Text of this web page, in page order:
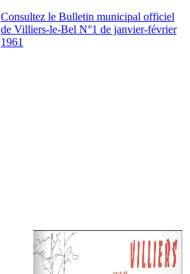
Consultez le Bulletin municipal officiel
de Villiers-le-Bel N°1 de janvier-février
1961